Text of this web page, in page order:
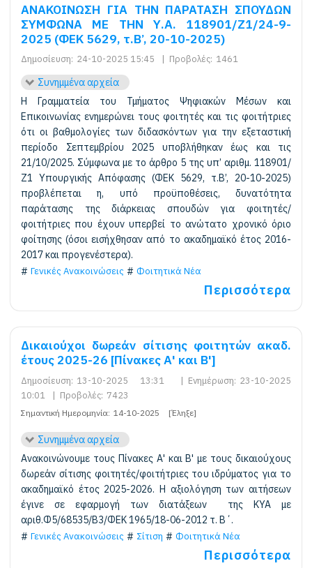
ΑΝΑΚΟΙΝΩΣΗ ΓΙΑ ΤΗΝ ΠΑΡΑΤΑΣΗ ΣΠΟΥΔΩΝ
ΣΥΜΦΩΝΑ ΜΕ ΤΗΝ Υ.Α. 118901/Ζ1/24-9-
2025 (ΦΕΚ 5629, τ.B’, 20-10-2025)
Δημοσίευση: 24-10-2025 15:45 | Προβολές: 1461
Συνημμένα αρχεία
Η Γραμματεία του Τμήματος Ψηφιακών Μέσων και
Επικοινωνίας ενημερώνει τους φοιτητές και τις φοιτήτριες
ότι οι βαθμολογίες των διδασκόντων για την εξεταστική
περίοδο Σεπτεμβρίου 2025 υποβλήθηκαν έως και τις
21/10/2025. Σύμφωνα με το άρθρο 5 της υπ’ αριθμ. 118901/
Ζ1 Υπουργικής Απόφασης (ΦΕΚ 5629, τ.B’, 20-10-2025)
προβλέπεται η, υπό προϋποθέσεις, δυνατότητα
παράτασης της διάρκειας σπουδών για φοιτητές/
φοιτήτριες που έχουν υπερβεί το ανώτατο χρονικό όριο
φοίτησης (όσοι εισήχθησαν από το ακαδημαϊκό έτος 2016-
2017 και προγενέστερα).
Γενικές Ανακοινώσεις
Φοιτητικά Νέα
Περισσότερα
Δικαιούχοι δωρεάν σίτισης φοιτητών ακαδ.
έτους 2025-26 [Πίνακες Α' και Β']
Δημοσίευση: 13-10-2025 13:31 | Ενημέρωση: 23-10-2025
10:01
| Προβολές: 7423
Σημαντική Ημερομηνία: 14-10-2025 [Έληξε]
Συνημμένα αρχεία
Ανακοινώνουμε τους Πίνακες Α' και Β' με τους δικαιούχους
δωρεάν σίτισης φοιτητές/φοιτήτριες του ιδρύματος για το
ακαδημαϊκό έτος 2025-2026. Η αξιολόγηση των αιτήσεων
έγινε σε εφαρμογή των διατάξεων της ΚΥΑ με
αριθ.Φ5/68535/Β3/ΦΕΚ 1965/18-06-2012 τ. Β΄.
Γενικές Ανακοινώσεις
Σίτιση Φοιτητικά Νέα
Περισσότερα